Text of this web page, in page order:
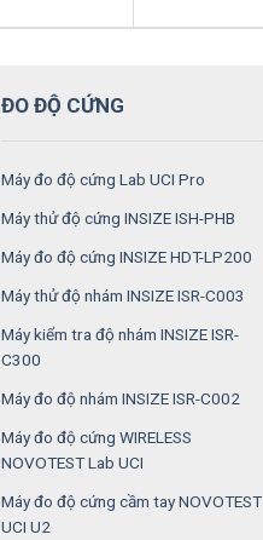
ĐO ĐỘ CỨNG
Máy đo độ cứng Lab UCI Pro
Máy thử độ cứng INSIZE ISH-PHB
Máy đo độ cứng INSIZE HDT-LP200
Máy thử độ nhám INSIZE ISR-C003
Máy kiểm tra độ nhám INSIZE ISR-
C300
Máy đo độ nhám INSIZE ISR-C002
Máy đo độ cứng WIRELESS
NOVOTEST Lab UCI
Máy đo độ cứng cầm tay NOVOTEST
UCI U2